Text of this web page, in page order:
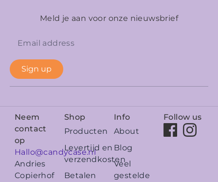
Meld je aan voor onze nieuwsbrief
Sign up
Neem
contact
op
Hallo@candycase.nl
Andries
Copierhof
Shop
Producten
Levertijd en
verzendkosten
Betalen
Info
About
Blog
Veel
gestelde
Follow us